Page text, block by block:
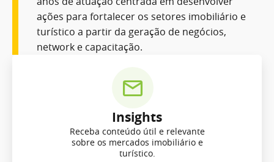
ações para fortalecer os setores imobiliário e
turístico a partir da geração de negócios,
network e capacitação.
Insights
Receba conteúdo útil e relevante
sobre os mercados imobiliário e
turístico.